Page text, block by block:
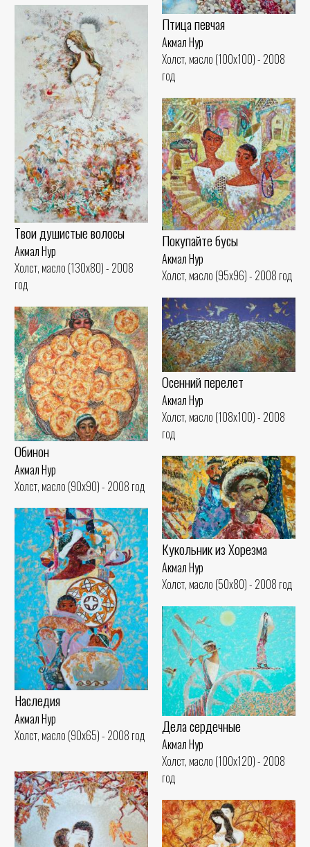
Птица певчая
Акмал Нур
Холст, масло (100x100) - 2008
год
Твои душистые волосы
Акмал Нур
Холст, масло (130x80) - 2008
год
Покупайте бусы
Акмал Нур
Холст, масло (95x96) - 2008 год
Осенний перелет
Акмал Нур
Холст, масло (108x100) - 2008
год
Обинон
Акмал Нур
Холст, масло (90x90) - 2008 год
Кукольник из Хорезма
Акмал Нур
Холст, масло (50x80) - 2008 год
Наследия
Акмал Нур
Холст, масло (90x65) - 2008 год
Дела сердечные
Акмал Нур
Холст, масло (100x120) - 2008
год